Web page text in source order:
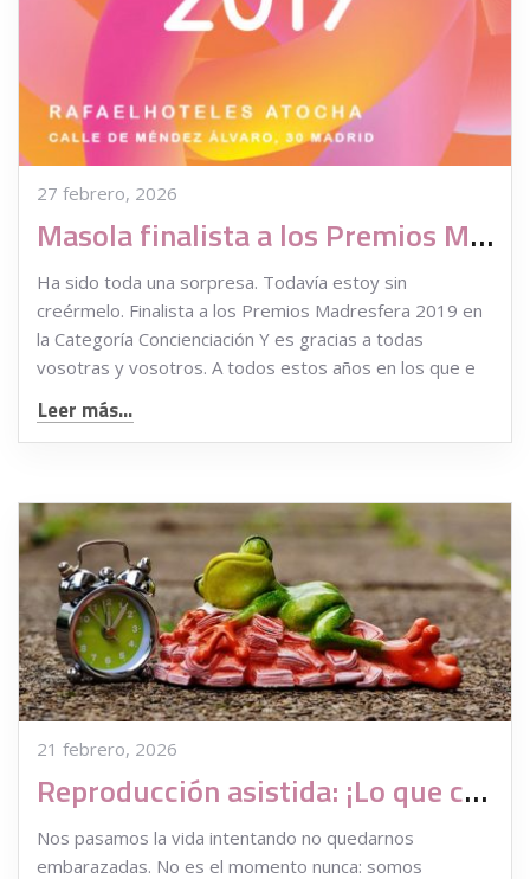
27 febrero, 2026
Masola finalista a los Premios Madresfera 2019
Ha sido toda una sorpresa. Todavía estoy sin
creérmelo. Finalista a los Premios Madresfera 2019 en
la Categoría Concienciación Y es gracias a todas
vosotras y vosotros. A todos estos años en los que e
Leer más...
21 febrero, 2026
Reproducción asistida: ¡Lo que cuesta tener un hijo!
Nos pasamos la vida intentando no quedarnos
embarazadas. No es el momento nunca: somos